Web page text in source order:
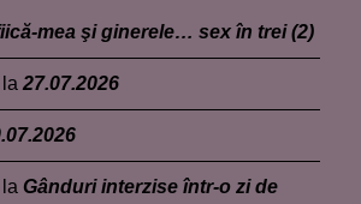
mea şi ginerele… sex în trei (2)
la27.07.2026
la Gânduri interzise într-o zi de